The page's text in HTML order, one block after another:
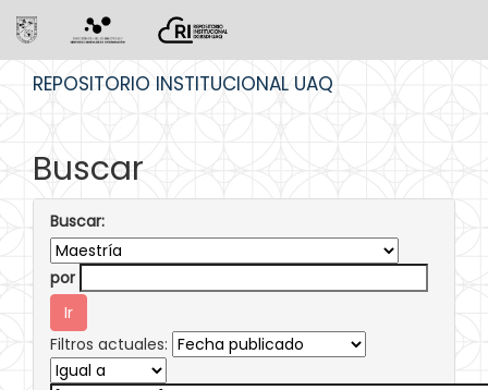
REPOSITORIO INSTITUCIONAL UAQ
Buscar
Buscar:
por
Filtros actuales: